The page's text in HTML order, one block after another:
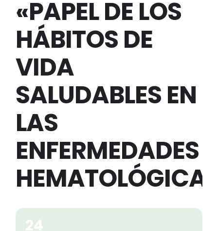
«PAPEL DE LOS
HÁBITOS DE
VIDA
SALUDABLES EN
LAS
ENFERMEDADES
24